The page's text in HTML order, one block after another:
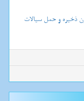
ذخیره و حمل سیالات